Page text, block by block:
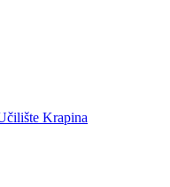
Krapina